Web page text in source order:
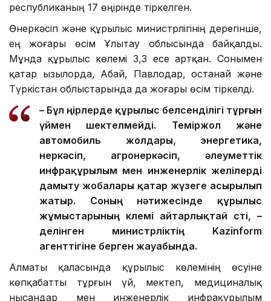
республиканың 17 өңірінде тіркелген.
Өнеркәсіп және құрылыс министрлігінің дерегінше,
ең жоғары өсім Ұлытау облысында байқалды.
Мұнда құрылыс көлемі 3,3 есе артқан. Сонымен
қатар Қызылорда, Абай, Павлодар, Қостанай және
Түркістан облыстарында да жоғары өсім тіркелді.
– Бұл өңірлерде құрылыс белсенділігі тұрғын
үймен шектелмейді. Теміржол және
автомобиль жолдары, энергетика,
өнеркәсіп, агроөнеркәсіп, әлеуметтік
инфрақұрылым мен инженерлік желілерді
дамыту жобалары қатар жүзеге асырылып
жатыр. Соның нәтижесінде құрылыс
жұмыстарының көлемі айтарлықтай өсті, –
делінген министрліктің Kazinform
агенттігіне берген жауабында.
Алматы қаласында құрылыс көлемінің өсуіне
көпқабатты тұрғын үй, мектеп, медициналық
нысандар мен инженерлік инфрақұрылым